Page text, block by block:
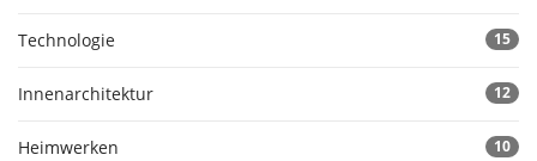
Technologie 15
Innenarchitektur 12
Heimwerken 10